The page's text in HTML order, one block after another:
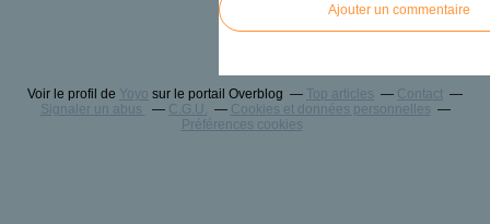
Ajouter un commentaire
Voir le profil de Yoyo sur le portail Overblog Top articles
Contact
Signaler un abus
C.G.U.
Cookies et données personnelles
Préférences cookies